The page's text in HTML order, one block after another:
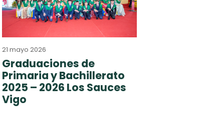
21 mayo 2026
Graduaciones de
Primaria y Bachillerato
2025 – 2026 Los Sauces
Vigo